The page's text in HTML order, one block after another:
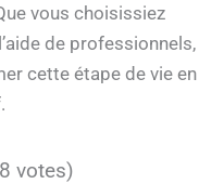
vous choisissiez
de professionnels,
cette étape de vie en
votes)